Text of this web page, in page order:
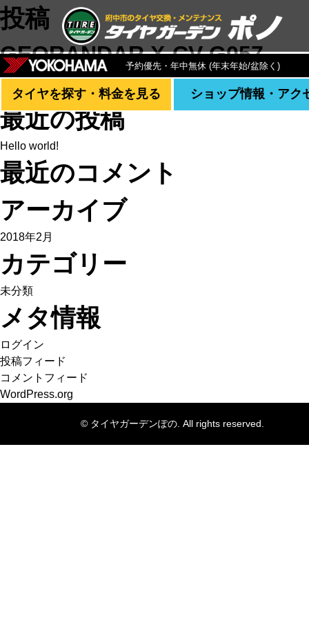
予約優先・年中無休 (年末年始/盆除く)
タイヤを探す・料金を見る ショップ情報・アク
投稿
GEORANDAR X-CV G057
検索:
最近の投稿
Hello world!
最近のコメント
アーカイブ
2018年2月
カテゴリー
未分類
メタ情報
ログイン
投稿フィード
コメントフィード
WordPress.org
© タイヤガーデンぽの. All rights reserved.